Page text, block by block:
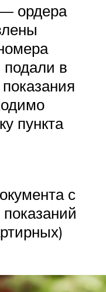
ордера
подали в
пункта
с